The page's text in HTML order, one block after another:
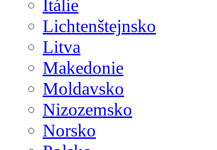
Itálie
Lichtenštejnsko
Litva
Makedonie
Moldavsko
Nizozemsko
Norsko